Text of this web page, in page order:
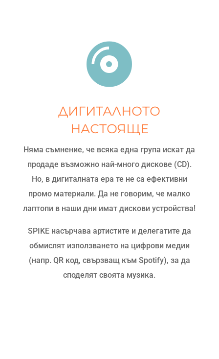

ДИГИТАЛНОТО
НАСТОЯЩЕ
Няма съмнение, че всяка една група искат да
продаде възможно най-много дискове (CD).
Но, в дигиталната ера те не са ефективни
промо материали. Да не говорим, че малко
лаптопи в наши дни имат дискови устройства!
SPIKE насърчава артистите и делегатите да
обмислят използването на цифрови медии
(напр. QR код, свързващ към Spotify), за да
споделят своята музика.